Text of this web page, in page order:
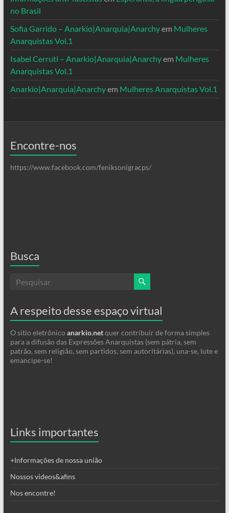
no Brasil
Sofia Garrido – Anarkio|Anarquia|Anarchyem Mulheres
Anarquistas Vol.1
Isabel Cerruti – Anarkio|Anarquia|Anarchyem Mulheres
Anarquistas Vol.1
Anarkio|Anarquia|Anarchyem Mulheres Anarquistas Vol.1
Encontre-nos
https://www.facebook.com/feniksonigracps/
Busca
A respeito desse espaço virtual
O sitio eletrônico anarkio.netquer contribuir de forma simples
para a difusão das Expressões Anarquistas (sem pátria, sem
patrão, sem religião, sem partidos, sem autoritárias), una-se, lute e
emancipe-se!
Links importantes
+Informações de nossa união
Nossos videos&afins
Nos encontre!